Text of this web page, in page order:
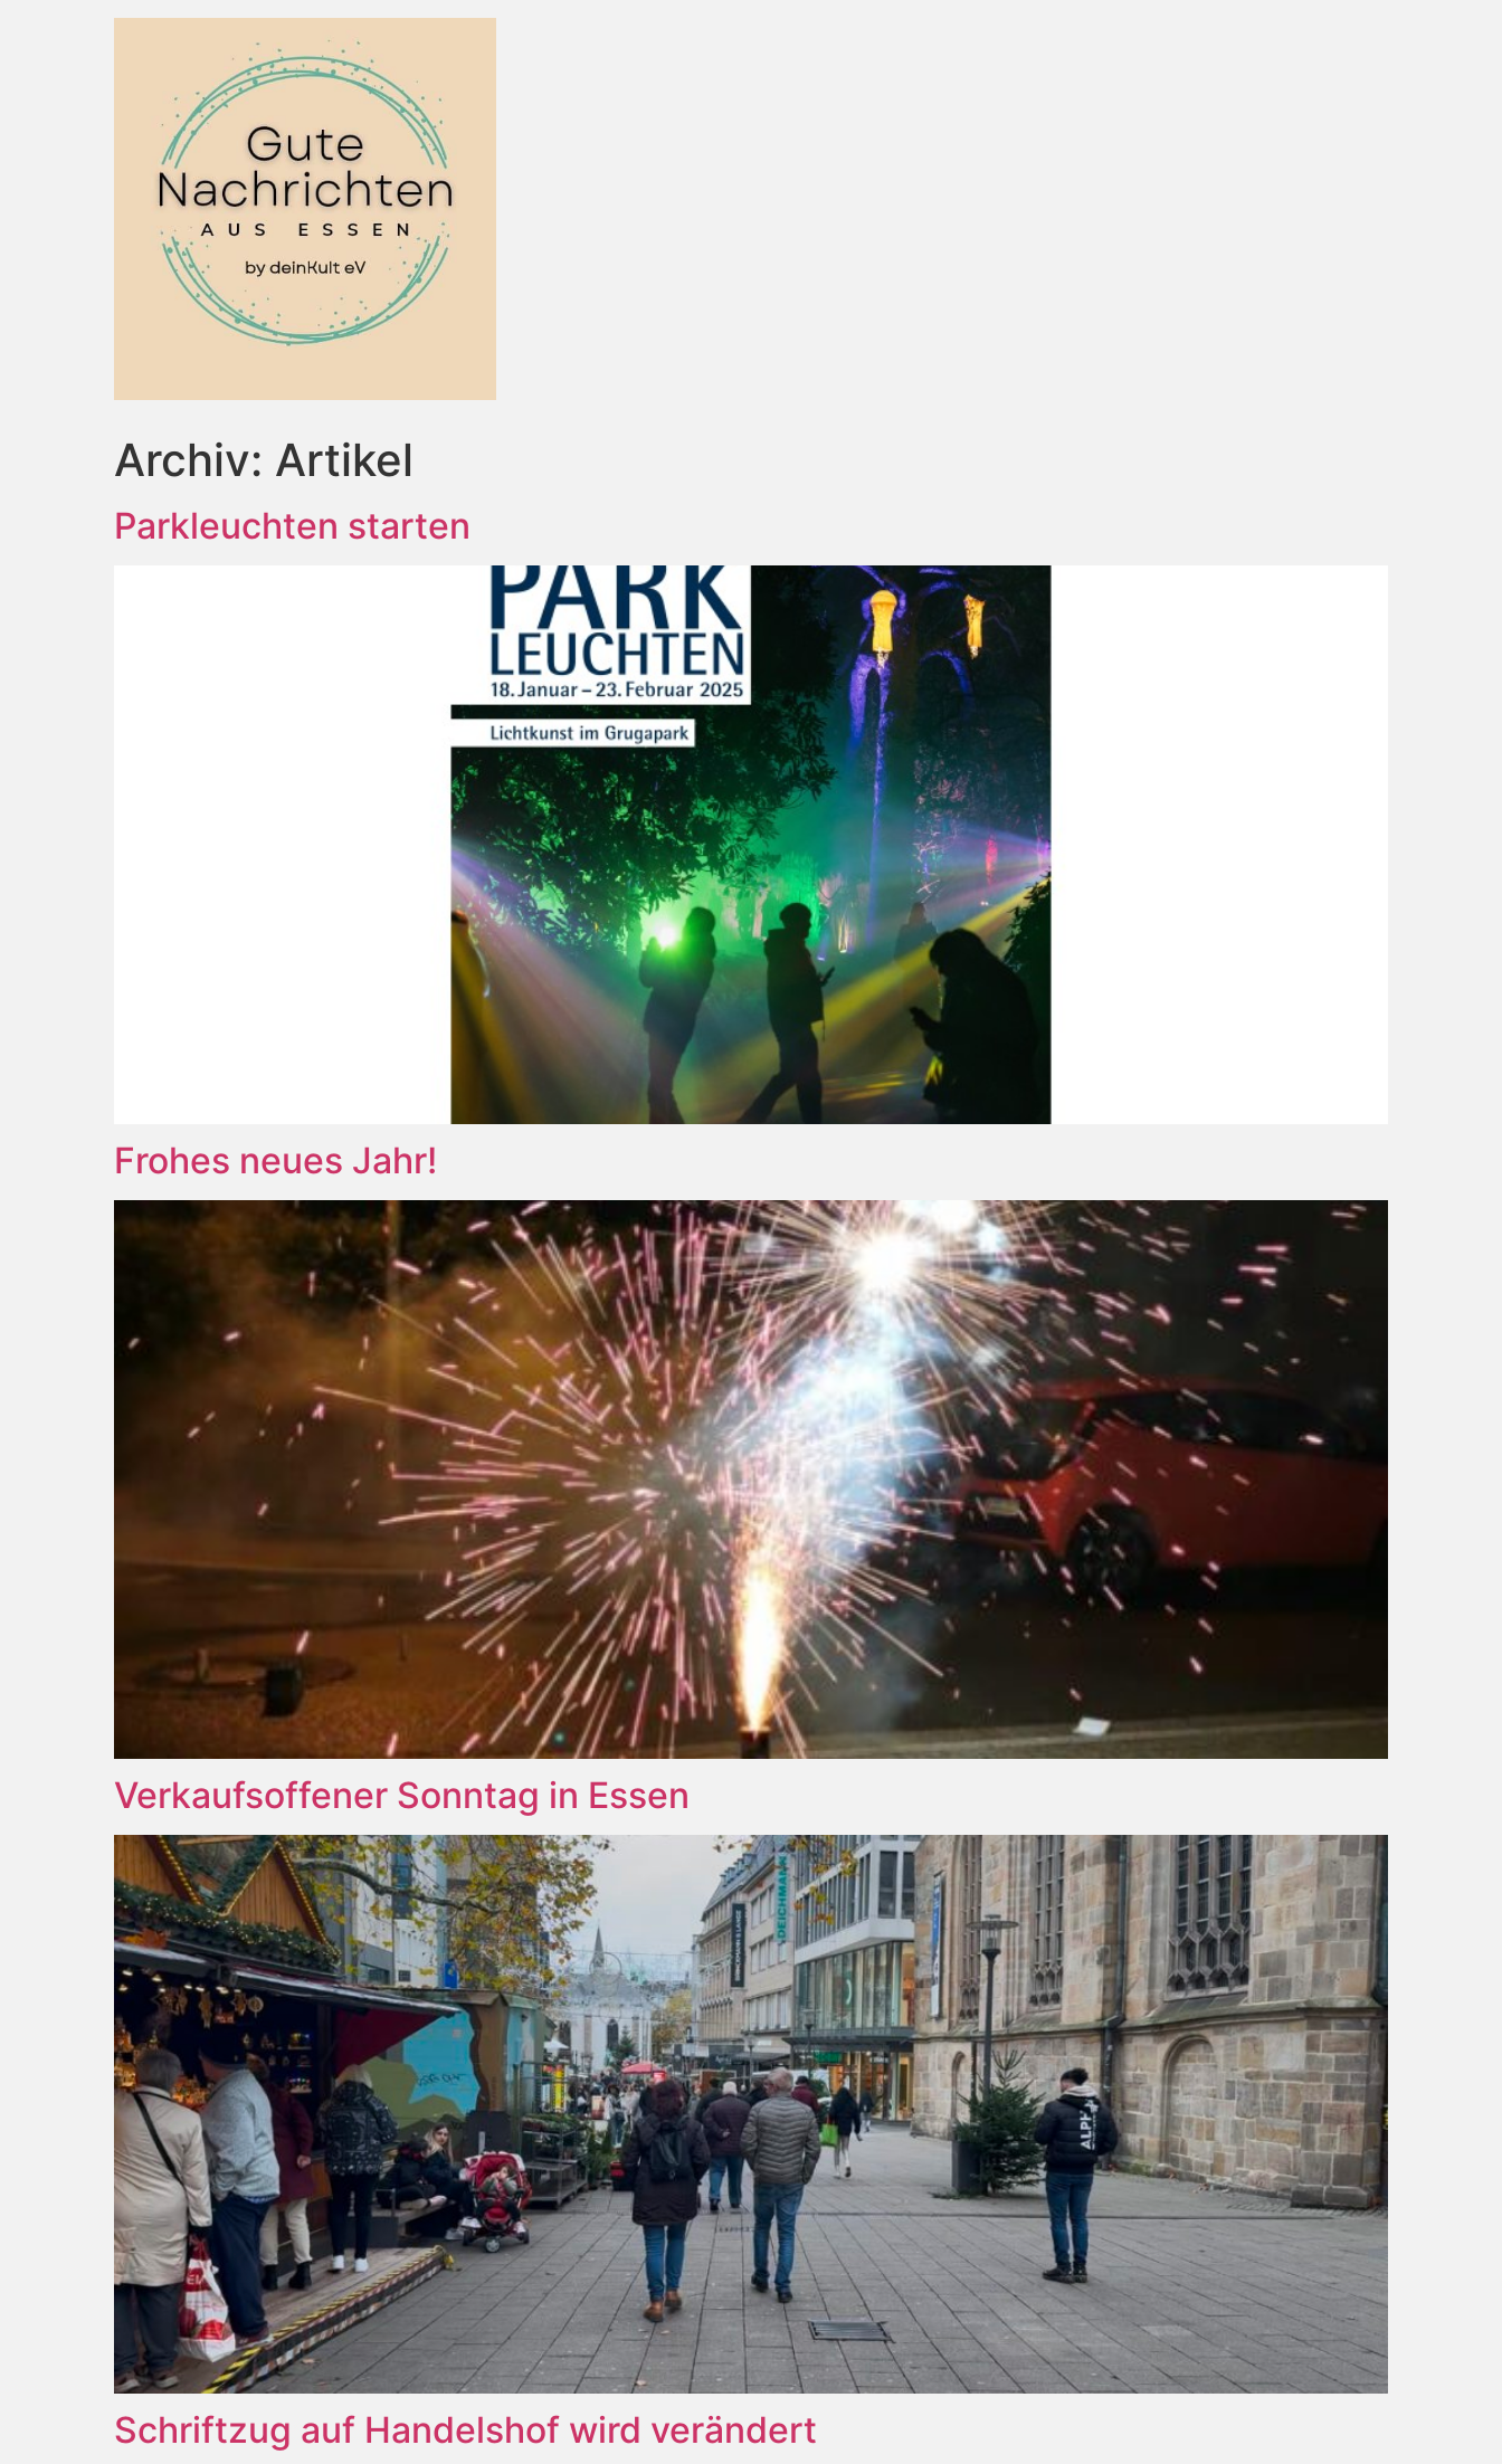
Archiv: Artikel
Parkleuchten starten
Frohes neues Jahr!
Verkaufsoffener Sonntag in Essen
Schriftzug auf Handelshof wird verändert